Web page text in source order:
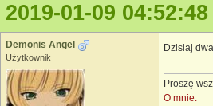
2019-01-09 04:52:48
Demonis Angel
Użytkownik
Dzisiaj
Proszę
O mnie.